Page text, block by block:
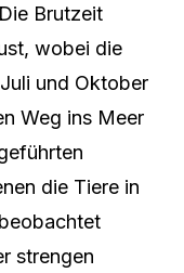
Brutzeit
wobei die
und Oktober
Weg ins Meer
die Tiere in
strengen